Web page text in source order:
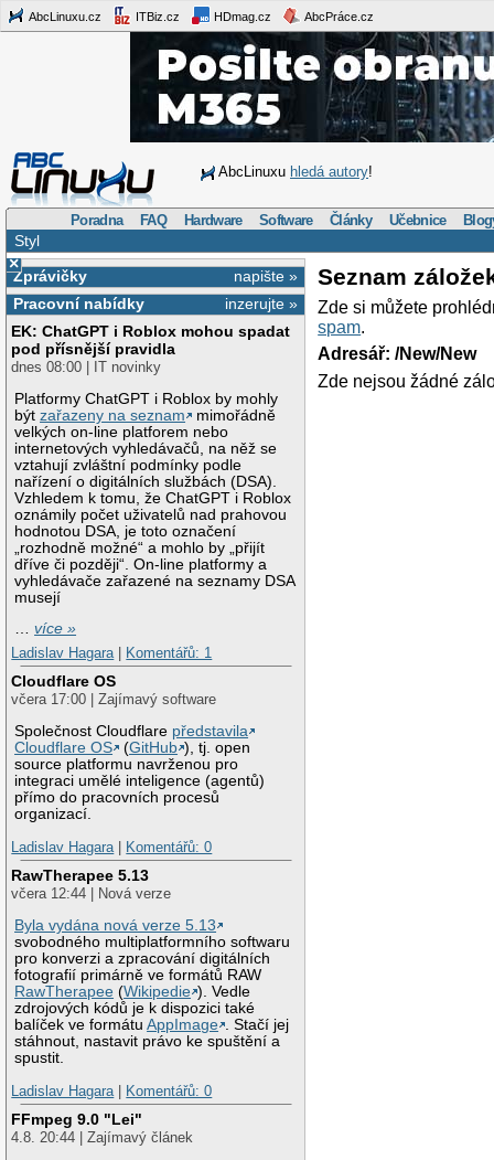
AbcLinuxu.cz ITBiz.cz HDmag.cz AbcPráce.cz
AbcLinuxu hledá autory!
Poradna FAQ Hardware Software Články Učebnice
Styl
×
napište »
Zprávičky
inzerujte »
Pracovní nabídky
EK: ChatGPT i Roblox mohou spadat
pod přísnější pravidla
dnes 08:00 | IT novinky
Platformy ChatGPT i Roblox by mohly
býtzařazeny na seznam
mimořádně
velkých on-line platforem nebo
internetových vyhledávačů, na něž se
vztahují zvláštní podmínky podle
nařízení o digitálních službách (DSA).
Vzhledem k tomu, že ChatGPT i Roblox
oznámily počet uživatelů nad prahovou
hodnotou DSA, je toto označení
„rozhodně možné“ a mohlo by „přijít
dříve či později“. On-line platformy a
vyhledávače zařazené na seznamy DSA
musejí
…více »
Ladislav Hagara
Komentářů: 1
Cloudflare OS
včera 17:00 | Zajímavý software
Společnost Cloudflare představila
Cloudflare OS
(GitHub ), tj. open
source platformu navrženou pro
integraci umělé inteligence (agentů)
přímo do pracovních procesů
organizací.
Ladislav Hagara
Komentářů: 0
RawTherapee 5.13
včera 12:44 | Nová verze
Byla vydána nová verze 5.13
svobodného multiplatformního softwaru
pro konverzi a zpracování digitálních
fotografií primárně ve formátů RAW
RawTherapee (Wikipedie ). Vedle
zdrojových kódů je k dispozici také
balíček ve formátuAppImage . Stačí jej
stáhnout, nastavit právo ke spuštění a
spustit.
Ladislav Hagara
Komentářů: 0
FFmpeg 9.0 "Lei"
4.8. 20:44 | Zajímavý článek
Seznam
Zde si můžete
spam.
Adresář: /New/New
Zde nejsou žádné